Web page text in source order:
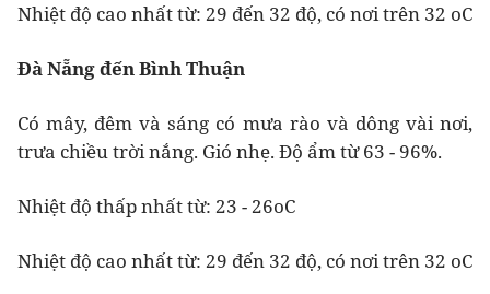
Nhiệt độ cao nhất từ: 29 đến 32 độ, có nơi trên 32 oC
Đà Nẵng đến Bình Thuận
Có mây, đêm và sáng có mưa rào và dông vài nơi,
trưa chiều trời nắng. Gió nhẹ. Độ ẩm từ 63 - 96%.
Nhiệt độ thấp nhất từ: 23 - 26oC
Nhiệt độ cao nhất từ: 29 đến 32 độ, có nơi trên 32 oC